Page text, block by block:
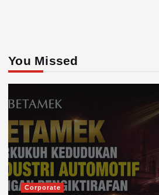
You Missed
Corporate